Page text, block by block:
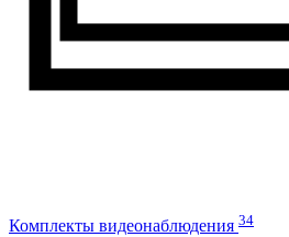
Комплекты видеонаблюдения 34